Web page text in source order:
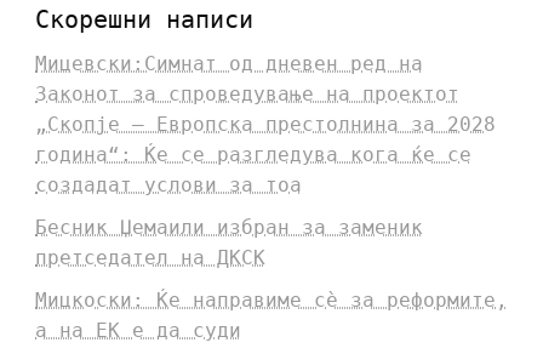
Скорешни написи
Мицевски:Симнат од дневен ред на
Законот за спроведување на проектот
„Скопје – Европска престолнина за 2028
година“: Ќе се разгледува кога ќе се
создадат услови за тоа
Бесник Џемаили избран за заменик
претседател на ДКСК
Мицкоски: Ќе направиме сè за реформите,
а на ЕК е да суди